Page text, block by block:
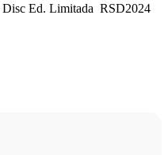
Ed. Limitada RSD2024